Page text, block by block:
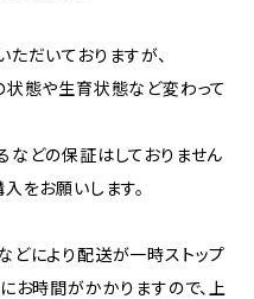
だいておりますが、
状態や生育状態など変わって
などの保証はしておりません
をお願いします。
どにより配送が一時ストップ
お時間がかかりますので、上